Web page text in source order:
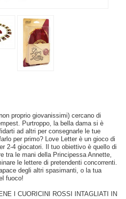
proprio giovanissimi) cercano di
Purtroppo, la bella dama si è
ad altri per consegnarle le tue
per primo? Love Letter è un gioco di
2-4 giocatori. Il tuo obiettivo è quello di
tra le mani della Principessa Annette,
le lettere di pretendenti concorrenti.
degli altri spasimanti, o la tua
fuoco!
I CUORICINI ROSSI INTAGLIATI IN